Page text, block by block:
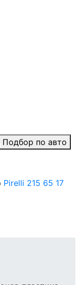
Подбор по авто
Pirelli 215 65 17